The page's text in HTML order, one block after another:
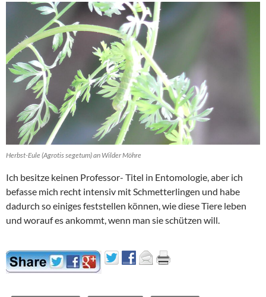
Herbst-Eule (Agrotis segetum) an Wilder Möhre
Ich besitze keinen Professor- Titel in Entomologie, aber ich
befasse mich recht intensiv mit Schmetterlingen und habe
dadurch so einiges feststellen können, wie diese Tiere leben
und worauf es ankommt, wenn man sie schützen will.